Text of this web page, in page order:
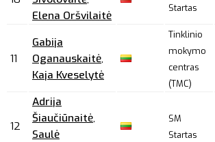
Elena Oršvilaitė
Startas
11
Gabija
Oganauskaitė,
Kaja Kveselytė
Tinklinio
mokymo
centras
(TMC)
12
Adrija
Šiaučiūnaitė,
Saulė
SM
Startas